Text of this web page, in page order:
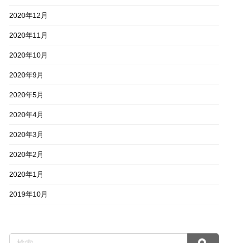
2020年12月
2020年11月
2020年10月
2020年9月
2020年5月
2020年4月
2020年3月
2020年2月
2020年1月
2019年10月